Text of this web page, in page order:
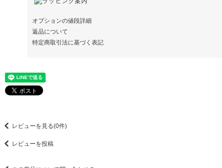
オプションの値段詳細
返品について
特定商取引法に基づく表記
レビューを見る(0件)
レビューを投稿